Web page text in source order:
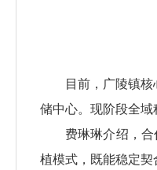
目前，广陵镇
储中心。现阶段全
费琳琳介绍，
植模式，既能稳定